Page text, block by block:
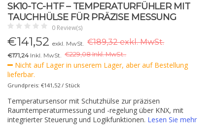
SK10-TC-HTF – TEMPERATURFÜHLER MIT
TAUCHHÜLSE FÜR PRÄZISE MESSUNG
0 Review(s)
€141,52 exkl. MwSt. €189,32 exkl. MwSt.
€171,24 Inkl. MwSt. €229,08 Inkl. MwSt..
Nicht auf Lager in unserem Lager, aber auf Bestellung
lieferbar.
Grundpreis: €141,52 / Stück
Temperatursensor mit Schutzhülse zur präzisen
Raumtemperaturmessung und -regelung über KNX, mit
integrierter Steuerung und Logikfunktionen. Lesen Sie mehr